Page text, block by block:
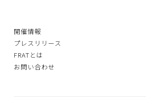
開催情報
プレスリリース
FRATとは
お問い合わせ